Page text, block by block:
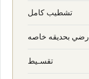
تشطيب كامل
أرضي بحديقه خاصه
تقسـيط